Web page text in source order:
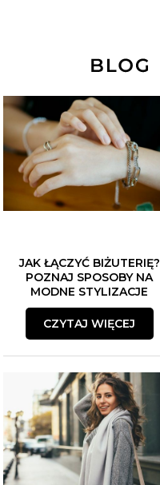
JAK ŁĄCZYĆ BIŻUTERIĘ?
POZNAJ SPOSOBY NA
MODNE STYLIZACJE
CZYTAJ WIĘCEJ